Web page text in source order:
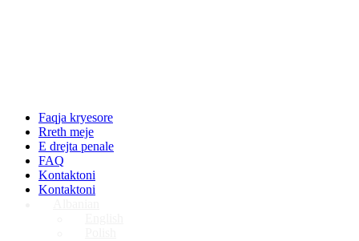
Faqja kryesore
Rreth meje
E drejta penale
FAQ
Kontaktoni
Kontaktoni